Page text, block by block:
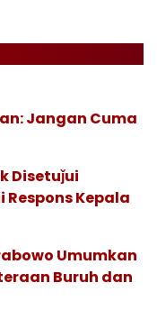
Jangan Cuma
Disetuǰui
Respons Kepala
Umumkan
Buruh dan